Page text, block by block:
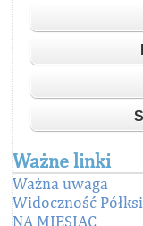
Ważne linki
Ważna uwaga
Widoczność
NA MIESIĄC